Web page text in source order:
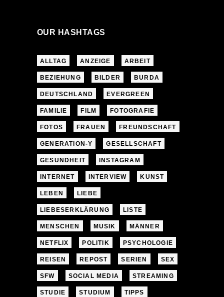
OUR HASHTAGS
ALLTAG ANZEIGE ARBEIT
BEZIEHUNG BILDER BURDA
DEUTSCHLAND EVERGREEN
FAMILIE FILM FOTOGRAFIE
FOTOS FRAUEN FREUNDSCHAFT
GENERATION-Y GESELLSCHAFT
GESUNDHEIT INSTAGRAM
INTERNET INTERVIEW KUNST
LEBEN LIEBE
LIEBESERKLÄRUNG LISTE
MENSCHEN MUSIK MÄNNER
NETFLIX POLITIK PSYCHOLOGIE
REISEN REPOST SERIEN SEX
SFW SOCIAL MEDIA STREAMING
STUDIE STUDIUM TIPPS